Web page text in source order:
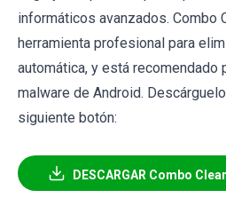
informáticos avanzados. Combo
herramienta profesional para
automática, y está recomendado
malware de Android.
siguiente botón:
DESCARGAR Combo